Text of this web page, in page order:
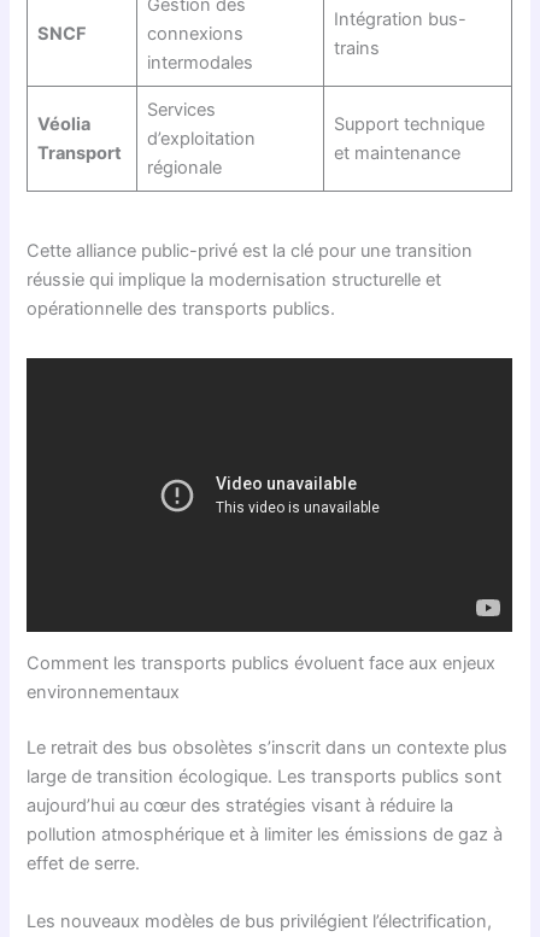
SNCF
Gestion des
connexions
intermodales
Intégration bus-
trains
Véolia
Transport
Services
d’exploitation
régionale
Support technique
et maintenance
Cette alliance public-privé est la clé pour une transition
réussie qui implique la modernisation structurelle et
opérationnelle des transports publics.
Comment les transports publics évoluent face aux enjeux
environnementaux
Le retrait des bus obsolètes s’inscrit dans un contexte plus
large de transition écologique. Les transports publics sont
aujourd’hui au cœur des stratégies visant à réduire la
pollution atmosphérique et à limiter les émissions de gaz à
effet de serre.
Les nouveaux modèles de bus privilégient l’électrification,